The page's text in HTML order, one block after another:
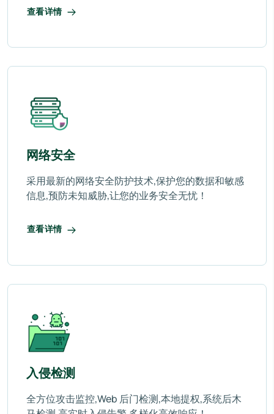
查看详情
网络安全
采用最新的网络安全防护技术,保护您的数据和敏感
信息,预防未知威胁,让您的业务安全无忧！
查看详情
入侵检测
全方位攻击监控,Web 后门检测,本地提权,系统后木